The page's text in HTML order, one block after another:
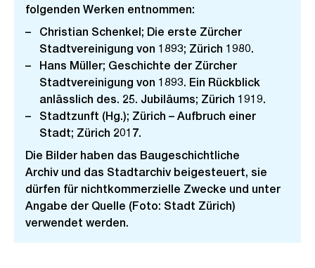
folgenden Werken entnommen:
Christian Schenkel; Die erste Zürcher
Stadtvereinigung von 1893; Zürich 1980.
Hans Müller; Geschichte der Zürcher
Stadtvereinigung von 1893. Ein Rückblick
anlässlich des. 25. Jubiläums; Zürich 1919.
Stadtzunft (Hg.); Zürich – Aufbruch einer
Stadt; Zürich 2017.
Die Bilder haben das Baugeschichtliche
Archiv und das Stadtarchiv beigesteuert, sie
dürfen für nichtkommerzielle Zwecke und unter
Angabe der Quelle (Foto: Stadt Zürich)
verwendet werden.